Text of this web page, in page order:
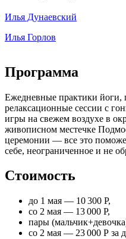
Илья Дунаевский
Илья Горлов
Программа
Ежедневные практики йоги,
релаксационные сессии с
игры на свежем воздухе в
живописном местечке
церемонии — все это
себе, неограниченное и не
Стоимость
до 1 мая — 10 300 Р,
со 2 мая — 13 000 Р,
пары
со 2 мая — 23 000 Р за